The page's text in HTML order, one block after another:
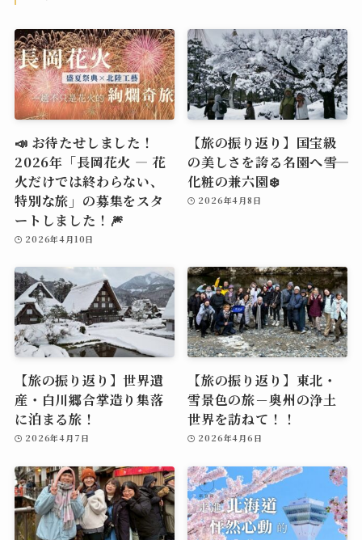
📣 お待たせしました！
2026年「長岡花火 ― 花
火だけでは終わらない、
特別な旅」の募集をスタ
ートしました！🎆
2026年4月10日
【旅の振り返り】国宝級
の美しさを誇る名園へ――雪
化粧の兼六園❄️
2026年4月8日
【旅の振り返り】世界遺
産・白川郷合掌造り集落
に泊まる旅！
2026年4月7日
【旅の振り返り】東北・
雪景色の旅－奥州の浄土
世界を訪ねて！！
2026年4月6日